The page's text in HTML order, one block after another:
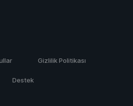
Gizlilik Politikası
Destek